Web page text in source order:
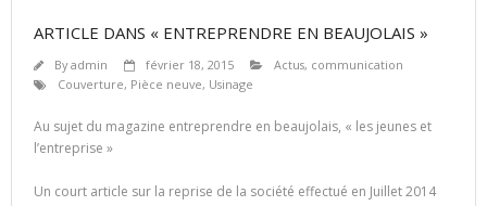
ARTICLE DANS « ENTREPRENDRE EN BEAUJOLAIS »
Byadmin février 18, 2015 Actus, communication
Couverture, Pièce neuve, Usinage
Au sujet du magazine entreprendre en beaujolais, « les jeunes et
l’entreprise »
Un court article sur la reprise de la société effectué en Juillet 2014